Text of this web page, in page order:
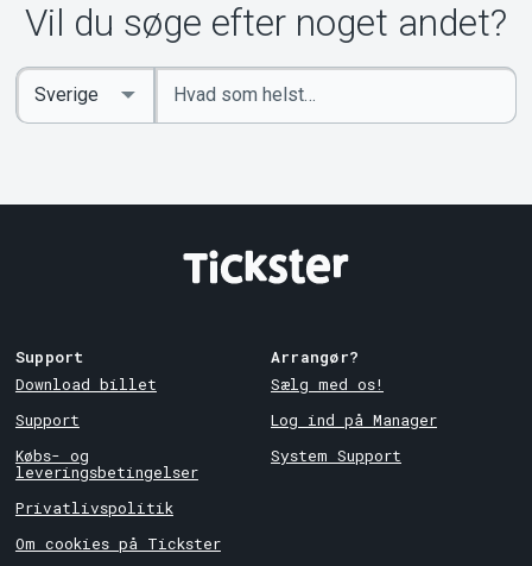
Vil du søge efter noget andet?
Indtast
søgeord
Select
Country
Support
Download billet
Support
Købs- og
leveringsbetingelser
Privatlivspolitik
Om cookies på Tickster
Arrangør?
Sælg med os!
Log ind på Manager
System Support